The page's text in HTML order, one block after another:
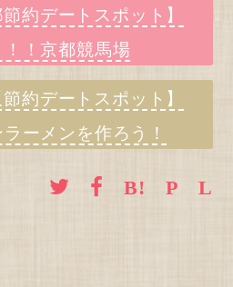
節約デートスポット】
！京都競馬場
節約デートスポット】
ーメンを作ろう！